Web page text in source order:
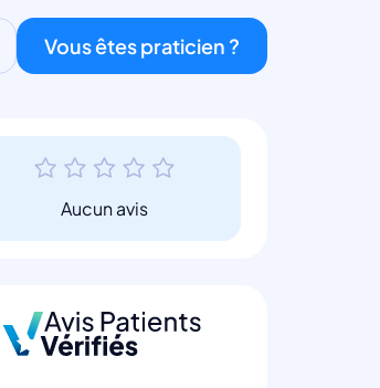
Vous êtes praticien ?
Aucun avis